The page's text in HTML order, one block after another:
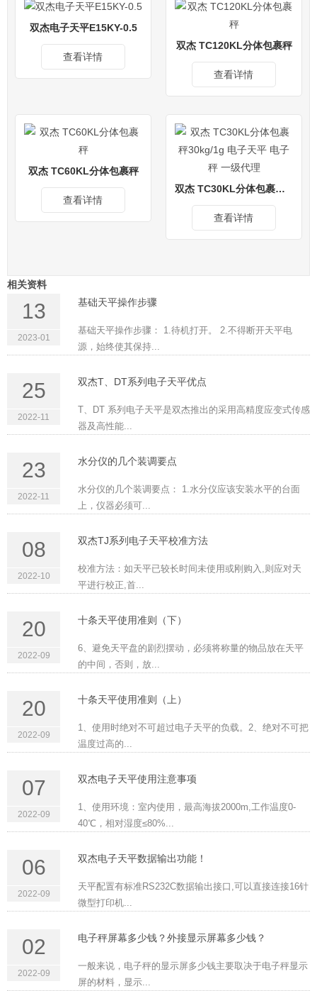
双杰电子天平E15KY-0.5
查看详情
双杰 TC120KL分体包裹秤
查看详情
双杰 TC60KL分体包裹秤
查看详情
双杰 TC30KL分体包裹秤30kg/1g 电子天平 电子秤 一级代理
查看详情
相关资料
13
2023-01
基础天平操作步骤
基础天平操作步骤： 1.待机打开。 2.不得断开天平电
源，始终使其保持...
25
2022-11
双杰T、DT系列电子天平优点
T、DT 系列电子天平是双杰推出的采用高精度应变式传感
器及高性能...
23
2022-11
水分仪的几个装调要点
水分仪的几个装调要点： 1.水分仪应该安装水平的台面
上，仪器必须可...
08
2022-10
双杰TJ系列电子天平校准方法
校准方法：如天平已较长时间未使用或刚购入,则应对天
平进行校正,首...
20
2022-09
十条天平使用准则（下）
6、避免天平盘的剧烈摆动，必须将称量的物品放在天平
的中间，否则，放...
20
2022-09
十条天平使用准则（上）
1、使用时绝对不可超过电子天平的负载。2、绝对不可把
温度过高的...
07
2022-09
双杰电子天平使用注意事项
1、使用环境：室内使用，最高海拔2000m,工作温度0-
40℃，相对湿度≤80%...
06
2022-09
双杰电子天平数据输出功能！
天平配置有标准RS232C数据输出接口,可以直接连接16针
微型打印机...
02
2022-09
电子秤屏幕多少钱？外接显示屏幕多少钱？
一般来说，电子秤的显示屏多少钱主要取决于电子秤显示
屏的材料，显示...